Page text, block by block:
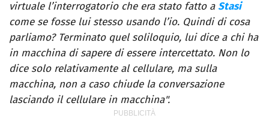
virtuale l’interrogatorio che era stato fatto aStasi
come se fosse lui stesso usando l’io. Quindi di cosa
parliamo? Terminato quel soliloquio, lui dice a chi ha
in macchina di sapere di essere intercettato. Non lo
dice solo relativamente al cellulare, ma sulla
macchina, non a caso chiude la conversazione
lasciando il cellulare in macchina".